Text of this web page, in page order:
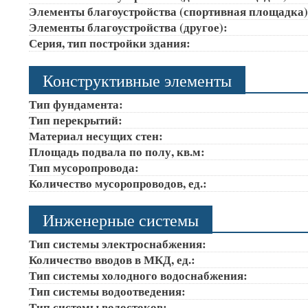
Элементы благоустройства (спортивная
Элементы благоустройства (другое):
Серия, тип постройки здания:
Конструктивные элементы
Тип фундамента:
Тип перекрытий:
Материал несущих стен:
Площадь подвала по полу, кв.м:
Тип мусоропровода:
Количество мусоропроводов, ед.:
Инженерные системы
Тип системы электроснабжения:
Количество вводов в МКД, ед.:
Тип системы холодного водоснабжения:
Тип системы водоотведения: